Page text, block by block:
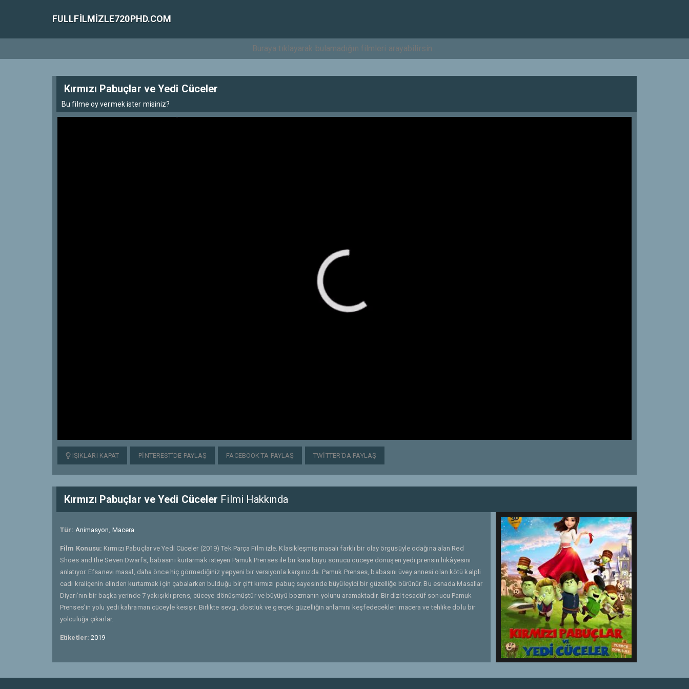
FULLFILMIZLE720PHD.COM
Kırmızı Pabuçlar ve Yedi Cüceler
Bu filme oy vermek ister misiniz?
IŞIKLARI KAPAT PINTEREST'DE PAYLAŞ FACEBOOK'TA PAYLAŞ TWITTER'DA PAYLAŞ
Kırmızı Pabuçlar ve Yedi Cüceler Filmi Hakkında
Tür: Animasyon, Macera
Film Konusu: Kırmızı Pabuçlar ve Yedi Cüceler (2019) Tek Parça Film izle. Klasikleşmiş masalı farklı bir olay örgüsüyle odağına alan Red
Shoes and the Seven Dwarfs, babasını kurtarmak isteyen Pamuk Prenses ile bir kara büyü sonucu cüceye dönüşen yedi prensin hikâyesini
anlatıyor. Efsanevi masal, daha önce hiç görmediğiniz yepyeni bir versiyonla karşınızda. Pamuk Prenses, babasını üvey annesi olan kötü kalpli
cadı kraliçenin elinden kurtarmak için çabalarken bulduğu bir çift kırmızı pabuç sayesinde büyüleyici bir güzelliğe bürünür. Bu esnada Masallar
Diyarı’nın bir başka yerinde 7 yakışıklı prens, cüceye dönüşmüştür ve büyüyü bozmanın yolunu aramaktadır. Bir dizi tesadüf sonucu Pamuk
Prenses’in yolu yedi kahraman cüceyle kesişir. Birlikte sevgi, dostluk ve gerçek güzelliğin anlamını keşfedecekleri macera ve tehlike dolu bir
yolculuğa çıkarlar.
Etiketler:2019